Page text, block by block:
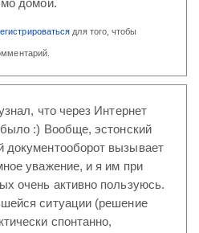
домой.
для того, чтобы
что через Интернет
:) Вообще, эстонский
документооборот вызывает
уважение, и я им при
очень активно пользуюсь.
ситуации (решение
спонтанно,